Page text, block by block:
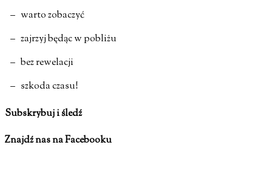
– warto zobaczyć
– zajrzyj będąc w pobliżu
– bez rewelacji
– szkoda czasu!
Subskrybuj i śledź
Znajdź nas na Facebooku